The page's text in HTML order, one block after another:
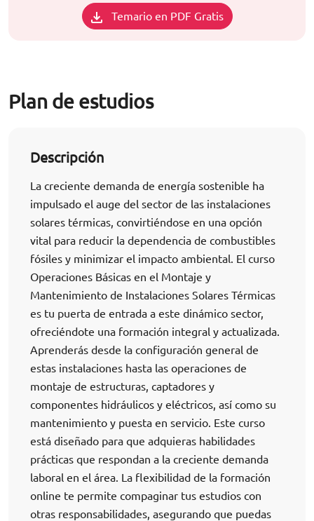
Temario en PDF Gratis
Plan de estudios
Descripción
La creciente demanda de energía sostenible ha
impulsado el auge del sector de las instalaciones
solares térmicas, convirtiéndose en una opción
vital para reducir la dependencia de combustibles
fósiles y minimizar el impacto ambiental. El curso
Operaciones Básicas en el Montaje y
Mantenimiento de Instalaciones Solares Térmicas
es tu puerta de entrada a este dinámico sector,
ofreciéndote una formación integral y actualizada.
Aprenderás desde la configuración general de
estas instalaciones hasta las operaciones de
montaje de estructuras, captadores y
componentes hidráulicos y eléctricos, así como su
mantenimiento y puesta en servicio. Este curso
está diseñado para que adquieras habilidades
prácticas que respondan a la creciente demanda
laboral en el área. La flexibilidad de la formación
online te permite compaginar tus estudios con
otras responsabilidades, asegurando que puedas